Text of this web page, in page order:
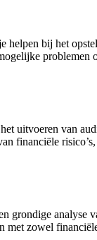
bij het
uitvoeren van
financiële
analyse
zowel